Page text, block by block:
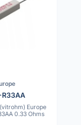
Europe
0.33 Ohms